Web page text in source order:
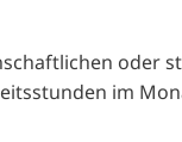
oder
im